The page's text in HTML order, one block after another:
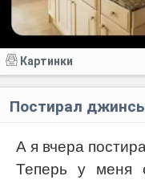
Картинки
Постирал
А я вчера
Теперь у меня